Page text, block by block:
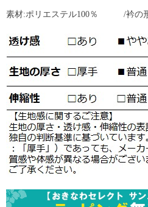
素材:ポリエステル100％ /衿の形